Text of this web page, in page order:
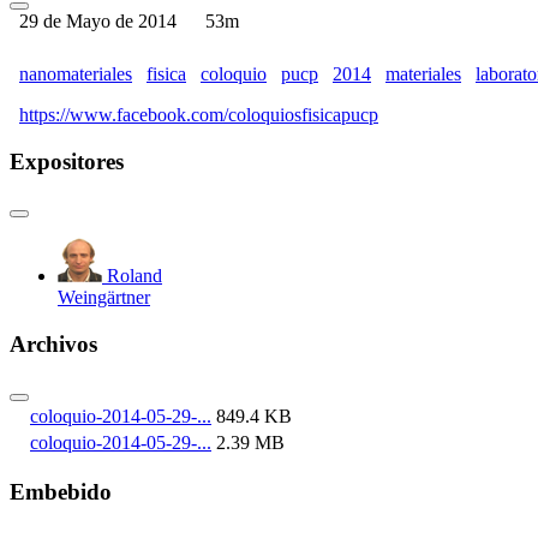
29 de Mayo de 2014 53m
nanomateriales fisica coloquio pucp 2014 materiales
https://www.facebook.com/coloquiosfisicapucp
Expositores
Roland
Weingärtner
Archivos
coloquio-2014-05-29-... 849.4 KB
coloquio-2014-05-29-... 2.39 MB
Embebido